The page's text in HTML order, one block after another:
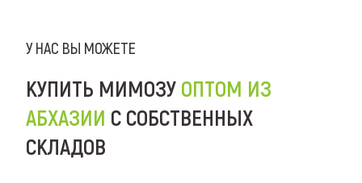
У НАС ВЫ МОЖЕТЕ
КУПИТЬ МИМОЗУ ОПТОМ ИЗ
АБХАЗИИ С СОБСТВЕННЫХ
СКЛАДОВ